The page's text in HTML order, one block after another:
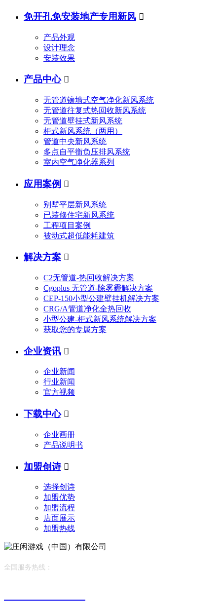
免开孔免安装地产专用新风 
产品外观
设计理念
安装效果
产品中心 
无管道镶墙式空气净化新风系统
无管道往复式热回收新风系统
无管道壁挂式新风系统
柜式新风系统（两用）
管道中央新风系统
多点自平衡负压排风系统
室内空气净化器系列
应用案例 
别墅平层新风系统
已装修住宅新风系统
工程项目案例
被动式超低能耗建筑
解决方案 
C2无管道-热回收解决方案
Cgoplus 无管道-除雾霾解决方案
CEP-150小型公建壁挂机解决方案
CRG/A管道净化全热回收
小型公建-柜式新风系统解决方案
获取您的专属方案
企业资讯 
企业新闻
行业新闻
官方视频
下载中心 
企业画册
产品说明书
加盟创诗 
选择创诗
加盟优势
加盟流程
店面展示
加盟热线
全国服务热线：